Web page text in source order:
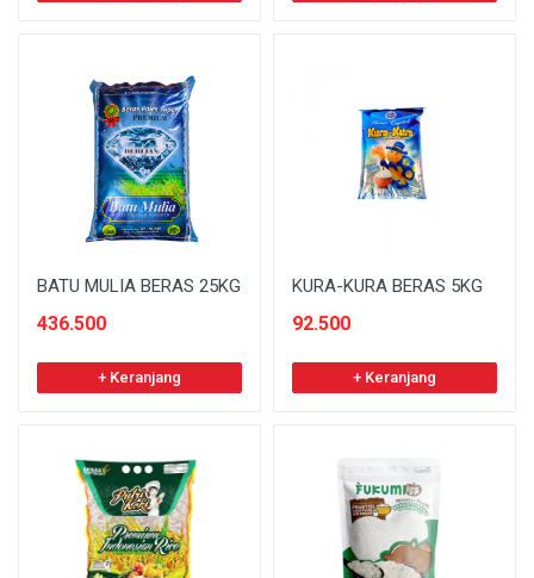
BATU MULIA BERAS 25KG
436.500
+ Keranjang
KURA-KURA BERAS 5KG
92.500
+ Keranjang